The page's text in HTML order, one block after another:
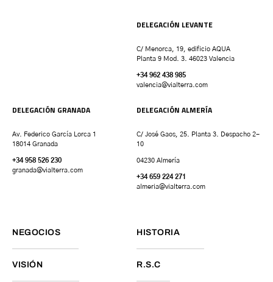
DELEGACIÓN LEVANTE
C/ Menorca, 19, edificio AQUA
Planta 9 Mod. 3. 46023 Valencia
+34 962 438 985
valencia@vialterra.com
DELEGACIÓN GRANADA
Av. Federico García Lorca 1
18014 Granada
+34 958 526 230
granada@vialterra.com
DELEGACIÓN ALMERÍA
C/ José Gaos, 25. Planta 3. Despacho 2-
10
04230 Almería
+34 659 224 271
almeria@vialterra.com
NEGOCIOS HISTORIA
VISIÓN R.S.C